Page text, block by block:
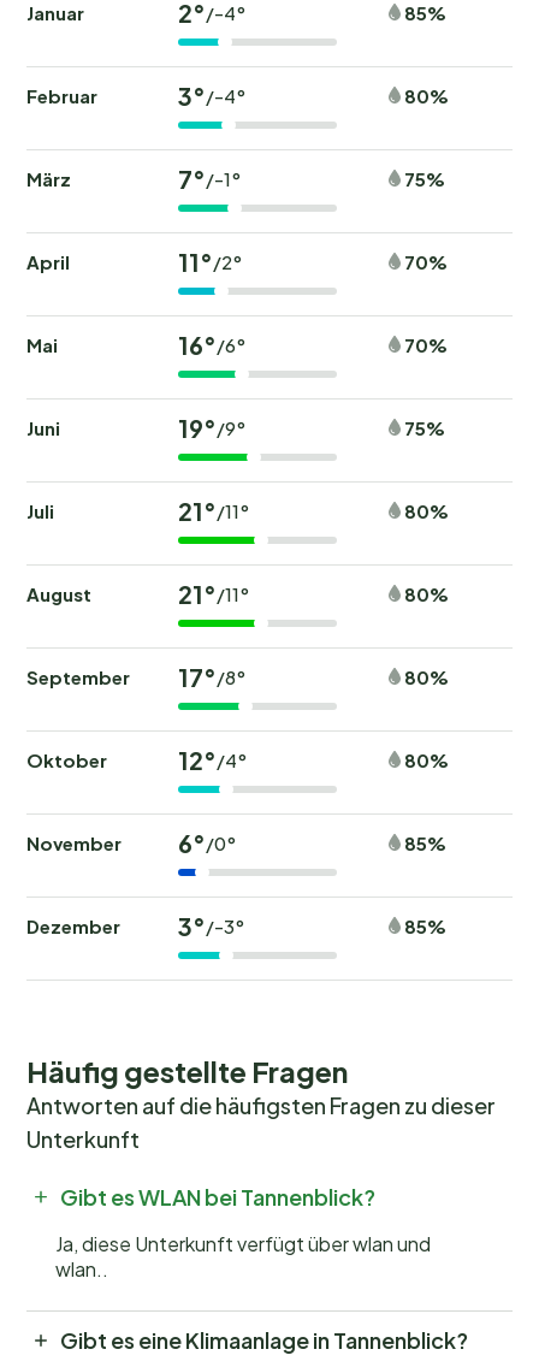
Januar 2°/-4° 85%
Februar 3°/-4° 80%
März 7°/-1° 75%
April 11°/2° 70%
Mai 16°/6° 70%
Juni 19°/9° 75%
Juli 21°/11° 80%
August 21°/11° 80%
September 17°/8° 80%
Oktober 12°/4° 80%
November 6°/0° 85%
Dezember 3°/-3° 85%
Häufig gestellte Fragen
Antworten auf die häufigsten Fragen zu dieser
Unterkunft
Gibt es WLAN bei Tannenblick?
Ja, diese Unterkunft verfügt über wlan und
wlan..
Gibt es eine Klimaanlage in Tannenblick?